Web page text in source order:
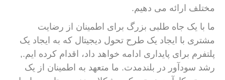
مختلف ارائه می دهیم.
ما با یک جاه طلبی بزرگ برای اطمینان از رضایت
مشتری با ایجاد یک طرح تحول دیجیتال که به ایجاد یک
پلتفرم برای پایداری ادامه خواهد داد، اقدام کرده ایم.,
رشد سودآور در بلندمدت. ما متعهد به اطمینان از یک